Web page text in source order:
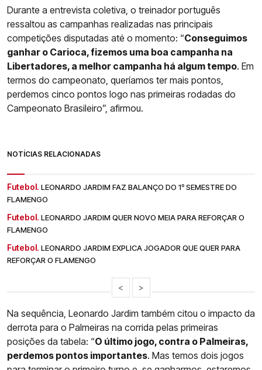
Durante a entrevista coletiva, o treinador português
ressaltou as campanhas realizadas nas principais
competições disputadas até o momento: “Conseguimos
ganhar o Carioca, fizemos uma boa campanha na
Libertadores, a melhor campanha há algum tempo. Em
termos do campeonato, queríamos ter mais pontos,
perdemos cinco pontos logo nas primeiras rodadas do
Campeonato Brasileiro”, afirmou.
NOTÍCIAS RELACIONADAS
Futebol. LEONARDO JARDIM FAZ BALANÇO DO 1º SEMESTRE DO
FLAMENGO
Futebol. LEONARDO JARDIM QUER NOVO MEIA PARA REFORÇAR O
FLAMENGO
Futebol. LEONARDO JARDIM EXPLICA JOGADOR QUE QUER PARA
REFORÇAR O FLAMENGO
< >
Na sequência, Leonardo Jardim também citou o impacto da
derrota para o Palmeiras na corrida pelas primeiras
posições da tabela: “O último jogo, contra o Palmeiras,
perdemos pontos importantes. Mas temos dois jogos